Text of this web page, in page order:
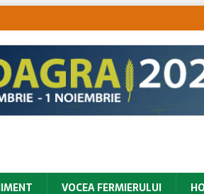
VOCEA FERMIERULUI